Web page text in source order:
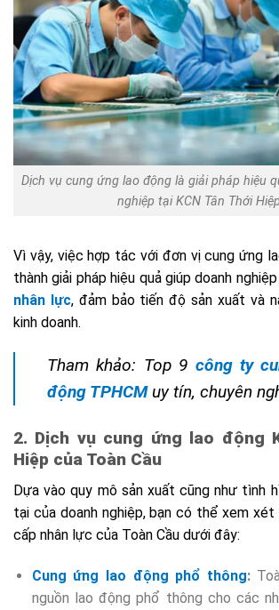
Dịch vụ cung ứng lao động là giải pháp hiệu
nghiệp tại KCN Tân Thới Hiệp
Vì vậy, việc hợp tác với đơn vị cung ứng
thành giải pháp hiệu quả giúp doanh
nhân lực, đảm bảo tiến độ sản xuất và
kinh doanh.
Tham khảo: Top 9 công ty
động TPHCMuy tín, chuyên
2. Dịch vụ cung ứng lao động
Hiệp của Toàn Cầu
Dựa vào quy mô sản xuất cũng như tình
tại của doanh nghiệp, bạn có thể xem
cấp nhân lực của Toàn Cầu dưới đây:
Cung ứng lao động phổ thông:
nguồn lao động phổ thông cho các